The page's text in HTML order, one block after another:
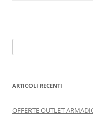
per:
ARTICOLI RECENTI
OFFERTE OUTLET